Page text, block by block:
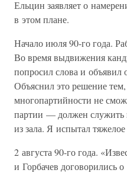
Ельцин заявляет о
в этом плане.
Начало июля 90-го года.
Во время выдвижения
попросил слова и
Объяснил это решение
многопартийности не
партии — должен служить
из зала. Я испытал
2 августа 90-го года.
и Горбачев договорились